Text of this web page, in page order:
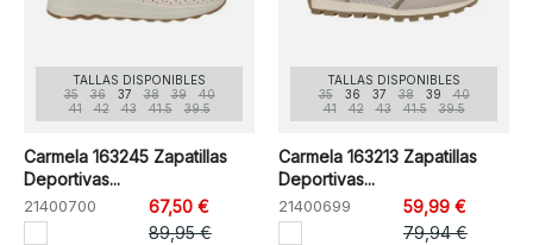
TALLAS DISPONIBLES
35
36 37 38 39
40
41
42 43 41.5 39.5
Carmela 163245 Zapatillas
Deportivas...
21400700
67,50 €
89,95 €
TALLAS DISPONIBLES
35
36 37 38 39
40
41
42 43 41.5 39.5
Carmela 163213 Zapatillas
Deportivas...
21400699
59,99 €
79,94 €